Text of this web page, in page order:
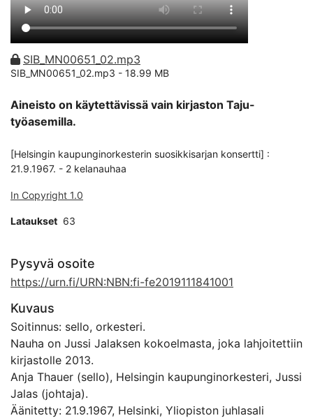
SIB_MN00651_02.mp3
SIB_MN00651_02.mp3 - 18.99 MB
Aineisto on käytettävissä vain kirjaston Taju-
työasemilla.
[Helsingin kaupunginorkesterin suosikkisarjan konsertti] :
21.9.1967. - 2 kelanauhaa
In Copyright 1.0
Lataukset 63
Pysyvä osoite
https://urn.fi/URN:NBN:fi-fe2019111841001
Kuvaus
Soitinnus: sello, orkesteri.
Nauha on Jussi Jalaksen kokoelmasta, joka lahjoitettiin
kirjastolle 2013.
Anja Thauer (sello), Helsingin kaupunginorkesteri, Jussi
Jalas (johtaja).
Äänitetty: 21.9.1967, Helsinki, Yliopiston juhlasali